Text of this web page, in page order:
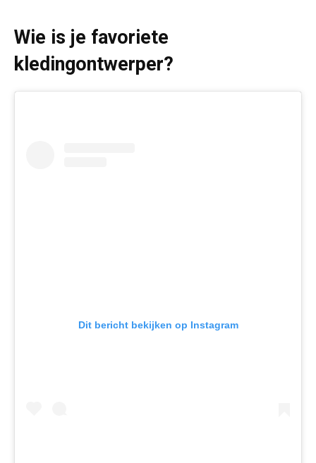
Wie is je favoriete
kledingontwerper?
Dit bericht bekijken op Instagram